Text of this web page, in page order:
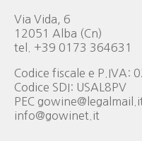
Via Vida, 6
12051 Alba (Cn)
tel. +39 0173 364631
Codice fiscale e P.IVA:
Codice SDI: USAL8PV
PEC
info@gowinet.it